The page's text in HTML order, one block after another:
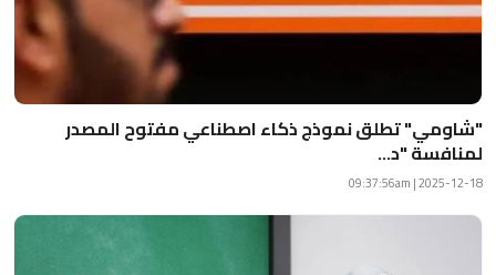
"شاومي" تطلق نموذج ذكاء اصطناعي مفتوح المصدر
لمنافسة "د...
2025-12-18 | 09:37:56am